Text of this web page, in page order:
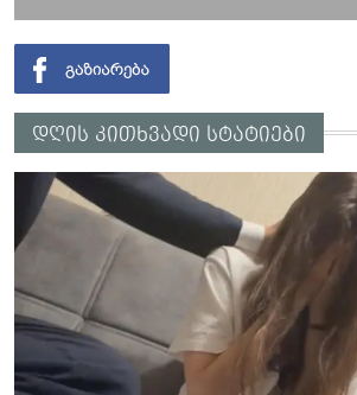
დღის კითხვადი სტატიები